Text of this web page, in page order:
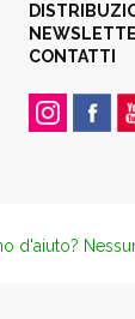
CONTATTI
d'aiuto?